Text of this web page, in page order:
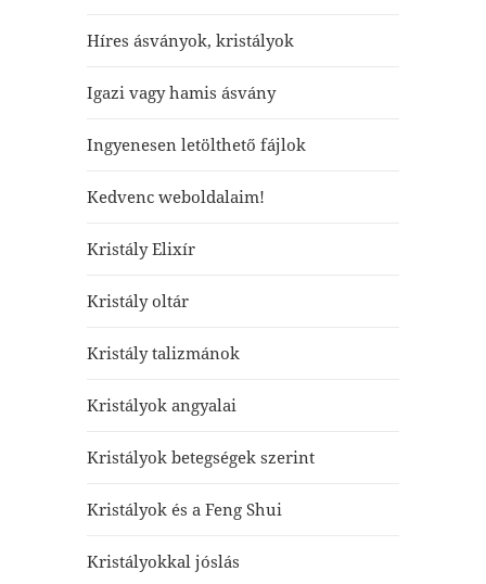
Híres ásványok, kristályok
Igazi vagy hamis ásvány
Ingyenesen letölthető fájlok
Kedvenc weboldalaim!
Kristály Elixír
Kristály oltár
Kristály talizmánok
Kristályok angyalai
Kristályok betegségek szerint
Kristályok és a Feng Shui
Kristályokkal jóslás